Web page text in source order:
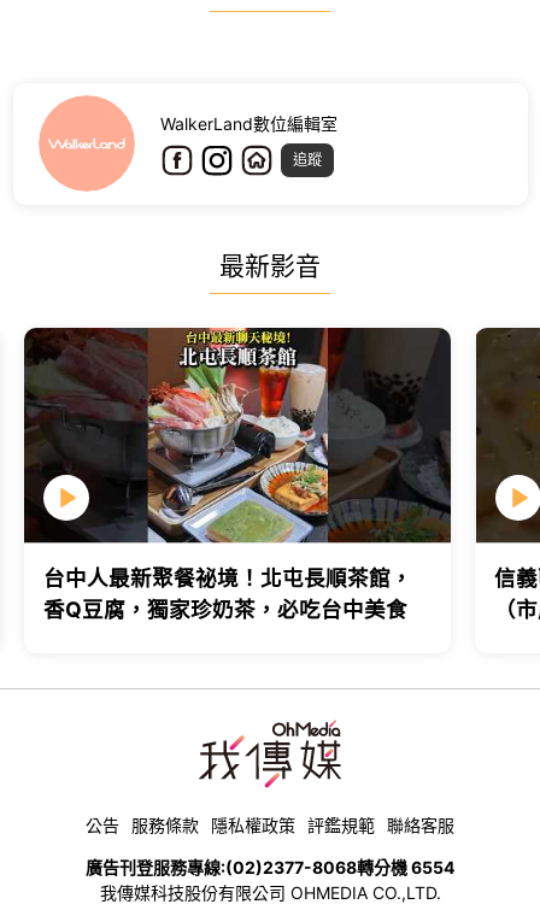
WalkerLand數位編輯室
追蹤
最新影音
台中人最新聚餐祕境！北屯長順茶館，
香Q豆腐，獨家珍奶茶，必吃台中美食
信
（
公告 服務條款 隱私權政策 評鑑規範 聯絡客服
廣告刊登服務專線:(02)2377-8068轉分機 6554
我傳媒科技股份有限公司 OHMEDIA CO.,LTD.